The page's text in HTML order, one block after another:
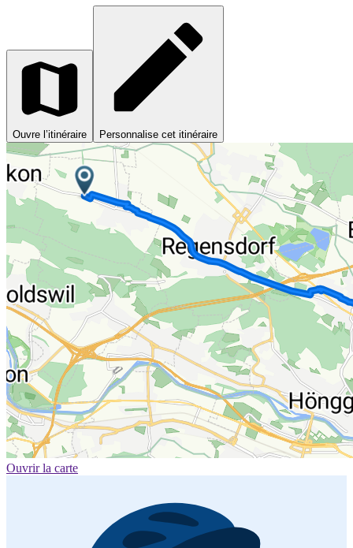
Ouvre l’itinéraire Personnalise cet itinéraire
Ouvrir la carte